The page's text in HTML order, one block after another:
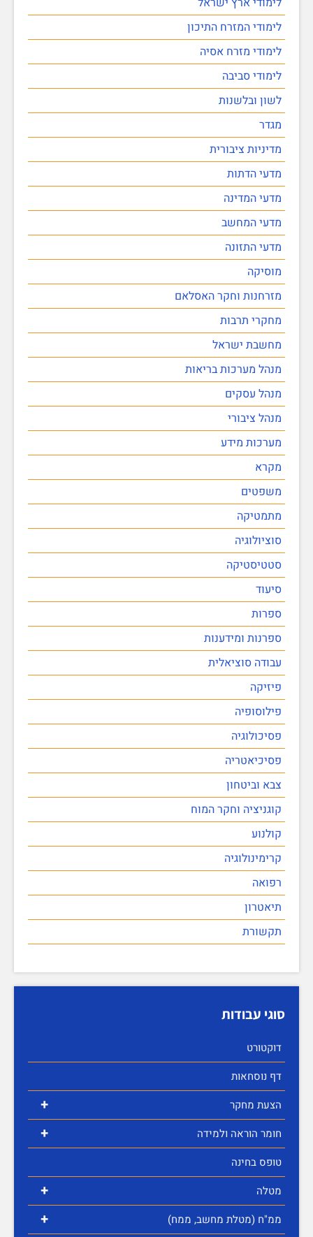
לימודי המזרח התיכון
לימודי מזרח אסיה
לימודי סביבה
לשון ובלשנות
מגדר
מדיניות ציבורית
מדעי הדתות
מדעי המדינה
מדעי המחשב
מדעי התזונה
מוסיקה
מזרחנות וחקר האסלאם
מחקרי תרבות
מחשבת ישראל
מנהל מערכות בריאות
מנהל עסקים
מנהל ציבורי
מערכות מידע
מקרא
משפטים
מתמטיקה
סוציולוגיה
סטטיסטיקה
סיעוד
ספרות
ספרנות ומידענות
עבודה סוציאלית
פיזיקה
פילוסופיה
פסיכולוגיה
פסיכיאטריה
צבא וביטחון
קוגניציה וחקר המוח
קולנוע
קרימינולוגיה
רפואה
תיאטרון
תקשורת
סוגי עבודות
דוקטורט
דף נוסחאות
+ הצעת מחקר
+
חומר הוראה ולמידה
טופס בחינה
+ מטלה
+ ממ"ח (מטלת מחשב, ממח)